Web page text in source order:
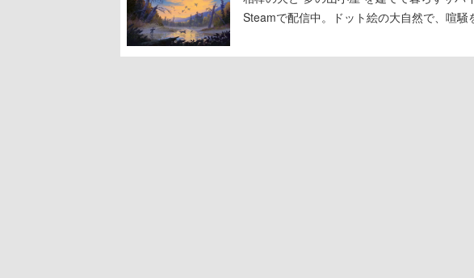
Steamで配信中。ドット絵の大自然で、喧騒